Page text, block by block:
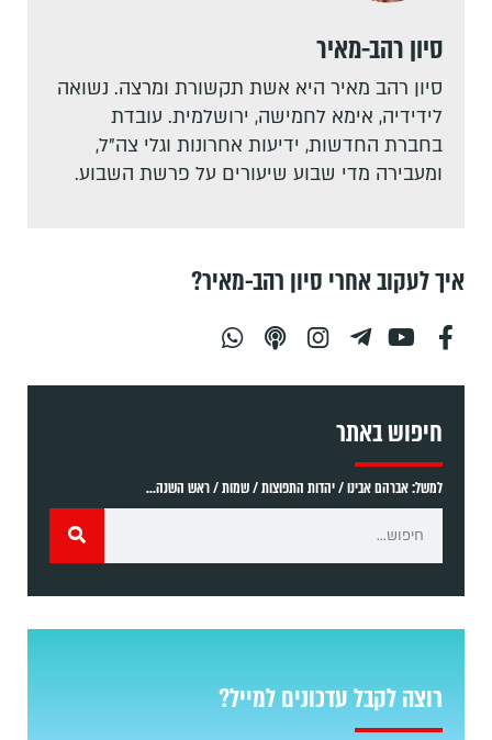
סיון רהב-מאיר
סיון רהב מאיר היא אשת תקשורת ומרצה. נשואה
לידידיה, אימא לחמישה, ירושלמית. עובדת
בחברת החדשות, ידיעות אחרונות וגלי צה"ל,
ומעבירה מדי שבוע שיעורים על פרשת השבוע.
איך לעקוב אחרי סיון רהב-מאיר?
חיפוש באתר
למשל: אברהם אבינו / יהדות התפוצות / שמות / ראש השנה...
רוצה לקבל עדכונים למייל?